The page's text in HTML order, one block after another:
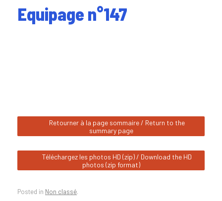
Equipage n°147
Retourner à la page sommaire / Return to the
summary page
Téléchargez les photos HD (zip) / Download the HD
photos (zip format)
Posted in Non classé.